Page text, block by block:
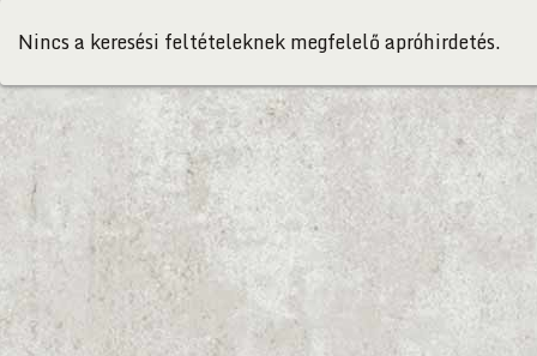
Nincs a keresési feltételeknek megfelelő apróhirdetés.